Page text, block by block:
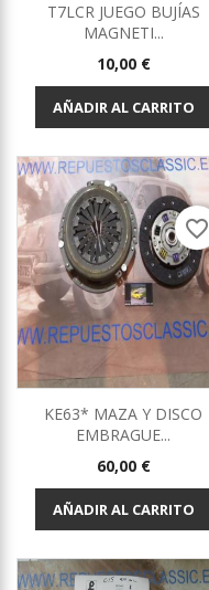
T7LCR JUEGO BUJÍAS
MAGNETI...
Precio
10,00 €
AÑADIR AL CARRITO
KE63* MAZA Y DISCO
EMBRAGUE...
Precio
60,00 €
AÑADIR AL CARRITO
favorite_border